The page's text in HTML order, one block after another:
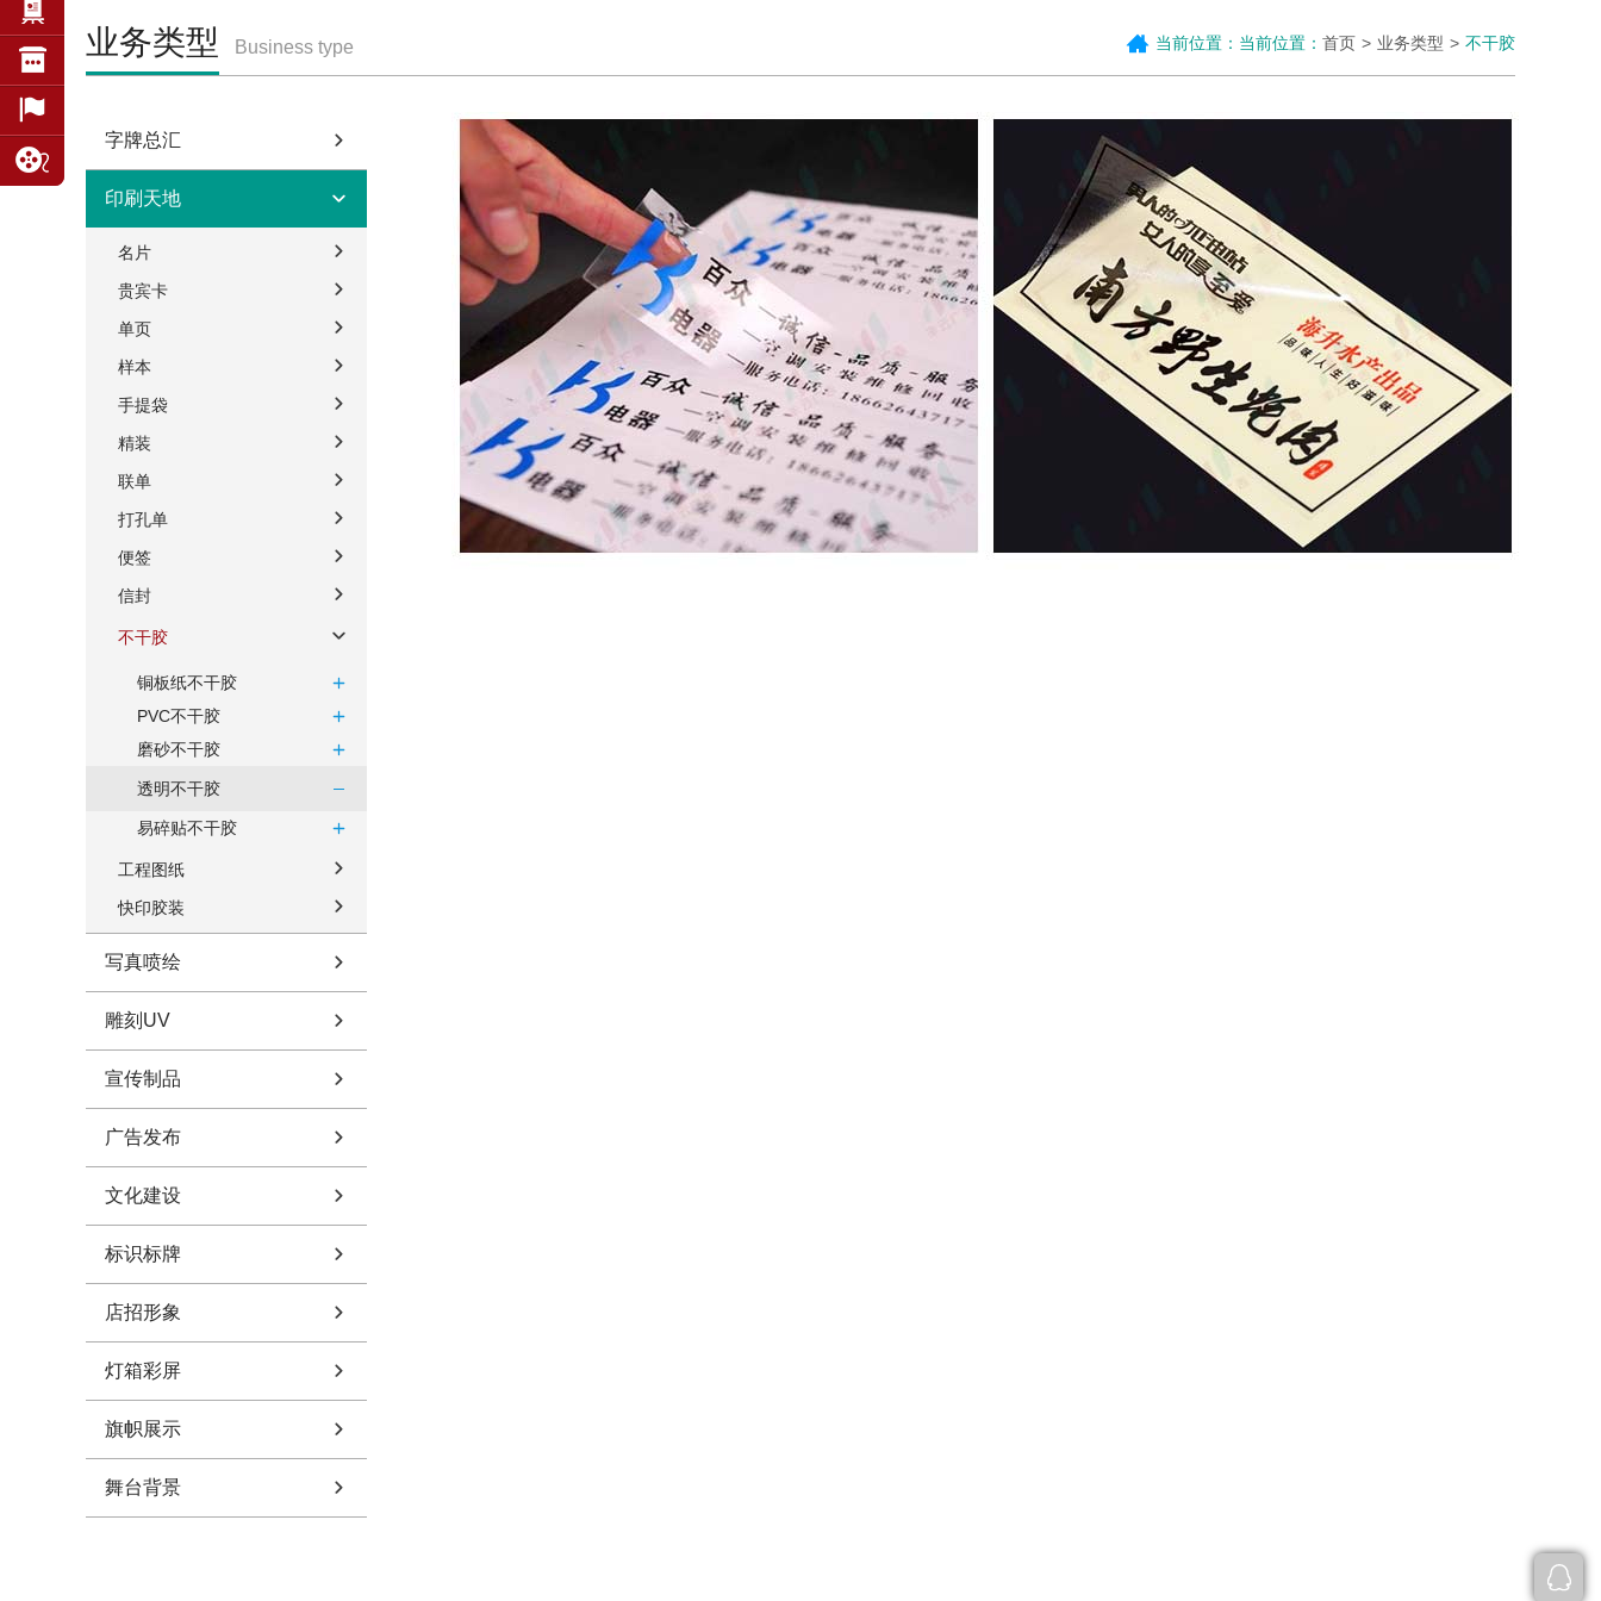
业务类型 Business type 当前位置：当前位置： 首页 业务类型 不干胶
字牌总汇
印刷天地
名片
贵宾卡
单页
样本
手提袋
精装
联单
打孔单
便签
信封
不干胶
铜板纸不干胶
PVC不干胶
磨砂不干胶
透明不干胶
易碎贴不干胶
工程图纸
快印胶装
写真喷绘
雕刻UV
宣传制品
广告发布
文化建设
标识标牌
店招形象
灯箱彩屏
旗帜展示
舞台背景